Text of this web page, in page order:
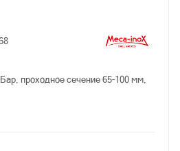
проходное сечение 65-100 мм,